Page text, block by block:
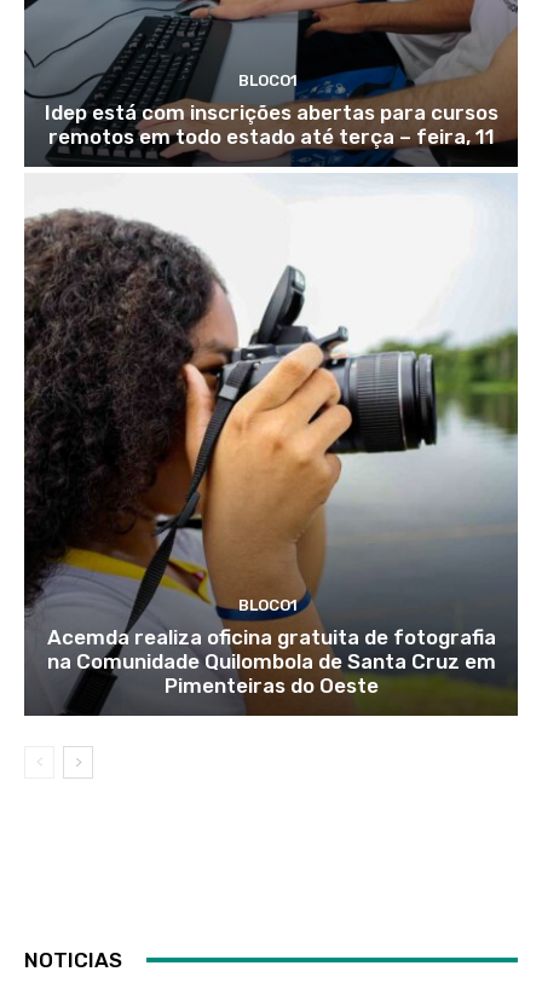
BLOCO1
Idep está com inscrições abertas para cursos
remotos em todo estado até terça – feira, 11
BLOCO1
Acemda realiza oficina gratuita de fotografia
na Comunidade Quilombola de Santa Cruz em
Pimenteiras do Oeste
NOTICIAS